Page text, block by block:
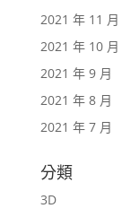
2021 年 11 月
2021 年 10 月
2021 年 9 月
2021 年 8 月
2021 年 7 月
分類
3D